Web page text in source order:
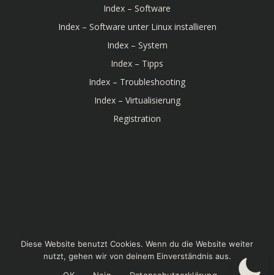
Index – Software
Index – Software unter Linux installieren
Index – System
Index – Tipps
Index – Troubleshooting
Index – Virtualisierung
Registration
© 2026 Linux-Bibel. Created for free using WordPress
andColibri
Diese Website benutzt Cookies. Wenn du die Website weiter
nutzt, gehen wir von deinem Einverständnis aus.